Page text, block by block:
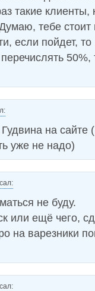
такие
тебе стоит
если пойдет,
50%,
на сайте
уже не надо)
не буду.
или ещё чего,
на варезники